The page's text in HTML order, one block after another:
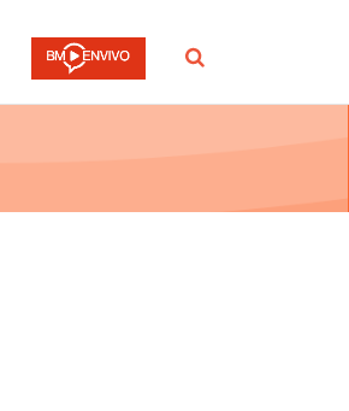
Buscar